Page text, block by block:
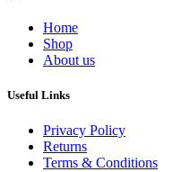
Home
Shop
About us
Useful Links
Privacy Policy
Returns
Terms & Conditions